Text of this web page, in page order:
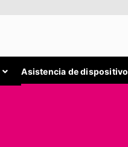
Asistencia de dispositivo